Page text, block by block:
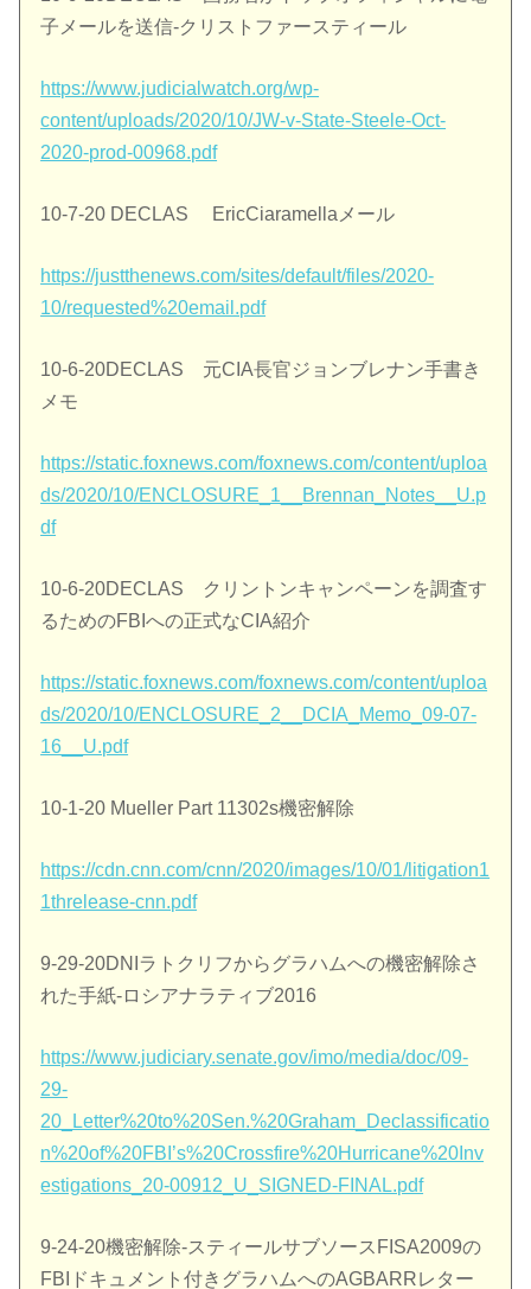
子メールを送信-クリストファースティール
https://www.judicialwatch.org/wp-
content/uploads/2020/10/JW-v-State-Steele-Oct-
2020-prod-00968.pdf
10-7-20 DECLAS EricCiaramellaメール
https://justthenews.com/sites/default/files/2020-
10/requested%20email.pdf
10-6-20DECLAS 元CIA長官ジョンブレナン手書き
メモ
https://static.foxnews.com/foxnews.com/content/uploa
ds/2020/10/ENCLOSURE_1__Brennan_Notes__U.p
df
10-6-20DECLAS クリントンキャンペーンを調査す
るためのFBIへの正式なCIA紹介
https://static.foxnews.com/foxnews.com/content/uploa
ds/2020/10/ENCLOSURE_2__DCIA_Memo_09-07-
16__U.pdf
10-1-20 Mueller Part 11302s機密解除
https://cdn.cnn.com/cnn/2020/images/10/01/litigation1
1threlease-cnn.pdf
9-29-20DNIラトクリフからグラハムへの機密解除さ
れた手紙-ロシアナラティブ2016
https://www.judiciary.senate.gov/imo/media/doc/09-
29-
20_Letter%20to%20Sen.%20Graham_Declassificatio
n%20of%20FBI’s%20Crossfire%20Hurricane%20Inv
estigations_20-00912_U_SIGNED-FINAL.pdf
9-24-20機密解除-スティールサブソースFISA2009の
FBIドキュメント付きグラハムへのAGBARRレター